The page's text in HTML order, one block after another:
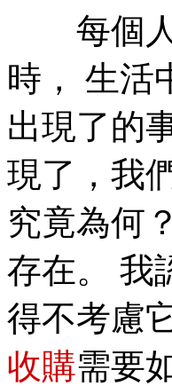
每個人
時， 生活
出現了的
現了，我
究竟為何
存在。 我
得不考慮
收購需要